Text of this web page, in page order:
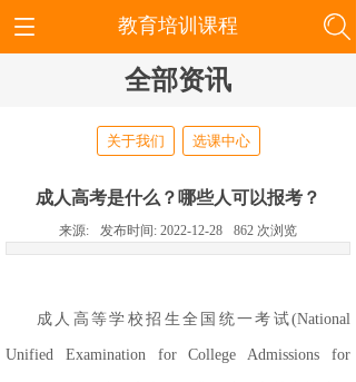
全部资讯
关于我们 选课中心
成人高考是什么？哪些人可以报考？
来源: 发布时间: 2022-12-28 862 次浏览
成人高等学校招生全国统一考试(National
Unified Examination for College Admissions for
教育培训课程